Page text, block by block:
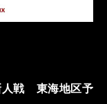
人戦 東海地区予